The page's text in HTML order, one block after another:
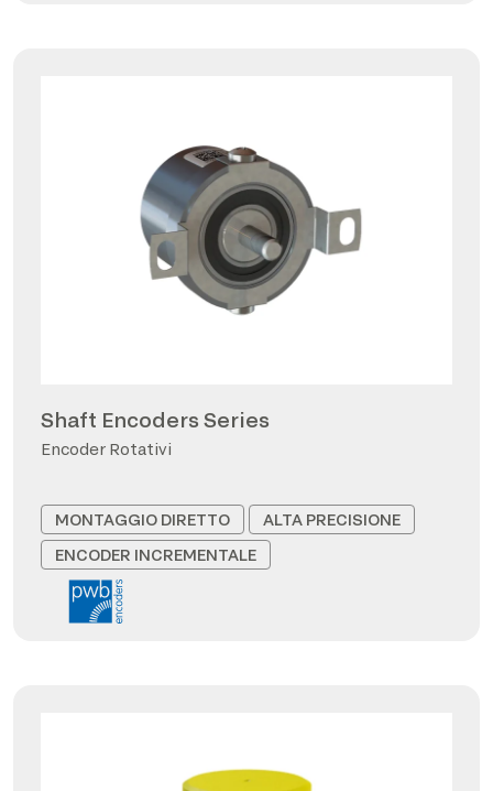
Shaft Encoders Series
Encoder Rotativi
MONTAGGIO DIRETTO
ALTA PRECISIONE
ENCODER INCREMENTALE